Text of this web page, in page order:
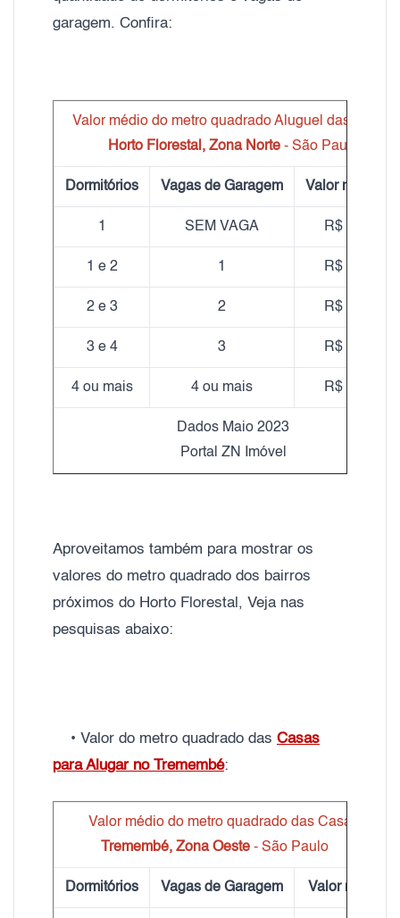
garagem. Confira:
Valor médio do metro quadrado Aluguel das Casas
Horto Florestal, Zona Norte- São Paulo
Dormitórios Vagas de Garagem Valor médio m²
1 SEM VAGA R$ 17,70
1 e 2 1 R$ 19,00
2 e 3 2 R$ 16,50
3 e 4 3 R$ 14,50
4 ou mais 4 ou mais R$ 16,20
Dados Maio 2023
Portal ZN Imóvel
Aproveitamos também para mostrar os
valores do metro quadrado dos bairros
próximos do Horto Florestal, Veja nas
pesquisas abaixo:
• Valor do metro quadrado das Casas
para Alugar no Tremembé:
Valor médio do metro quadrado das Casas
Tremembé, Zona Oeste - São Paulo
Dormitórios Vagas de Garagem Valor m²